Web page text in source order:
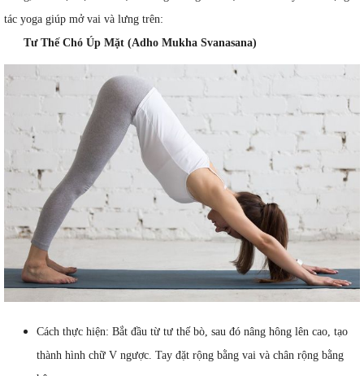
tác yoga giúp mở vai và lưng trên:
Tư Thế Chó Úp Mặt (Adho Mukha Svanasana)
Cách thực hiện: Bắt đầu từ tư thế bò, sau đó nâng hông lên cao, tạo
thành hình chữ V ngược. Tay đặt rộng bằng vai và chân rộng bằng